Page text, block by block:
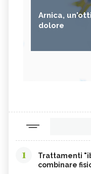
Arnica,
dolore
1
Trattamenti
combinare